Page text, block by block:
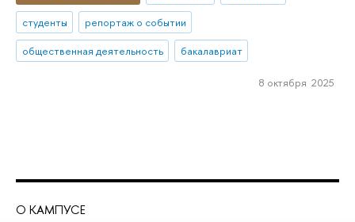
студенты
репортаж о событии
общественная деятельность
бакалавриат
8 октября 2025
О КАМПУСЕ